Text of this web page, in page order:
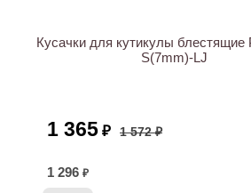
Кусачки для кутикулы блестящие
S(7mm)-LJ
1 365 ₽ 1 572 ₽
1 296 ₽